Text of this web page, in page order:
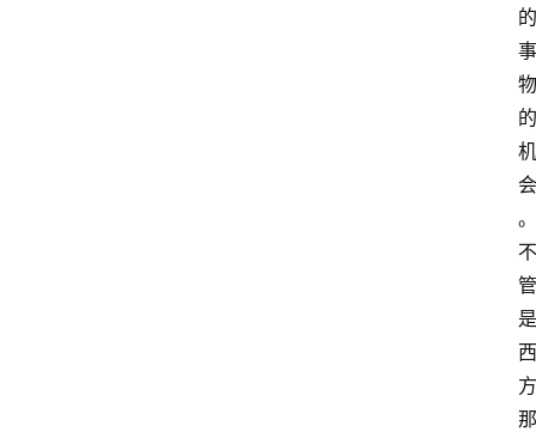
的
事
物
的
机
会
。
不
管
是
西
方
那